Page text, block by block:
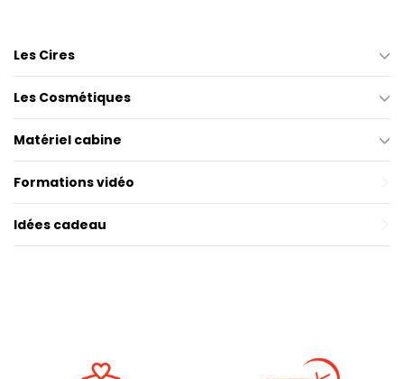
Les Cires
Les Cosmétiques
Matériel cabine
Formations vidéo
Idées cadeau